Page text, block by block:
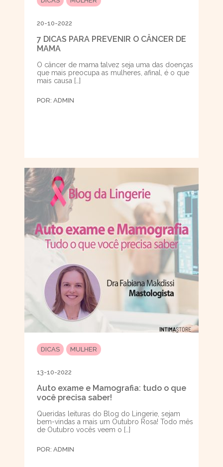
20-10-2022
7 DICAS PARA PREVENIR O CÂNCER DE
MAMA
O câncer de mama talvez seja uma das doenças
que mais preocupa as mulheres, afinal, é o que
mais causa […]
POR: ADMIN
DICAS MULHER
13-10-2022
Auto exame e Mamografia: tudo o que
você precisa saber!
Queridas leituras do Blog do Lingerie, sejam
bem-vindas a mais um Outubro Rosa! Todo mês
de Outubro vocês veem o […]
POR: ADMIN